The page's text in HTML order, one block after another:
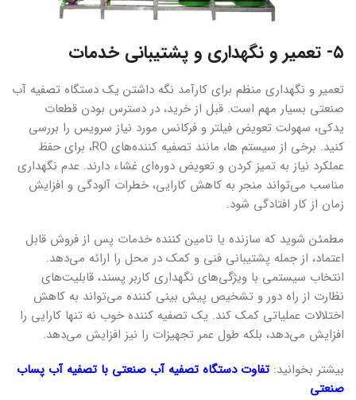
۵- تعمیر و نگهداری و پشتیبانی خدمات
تعمیر و نگهداری منظم برای کارآمد نگه داشتن یک دستگاه تصفیه آب
صنعتی بسیار مهم است. قبل از خرید، در دسترس بودن قطعات
یدکی، سهولت تعویض فیلتر و فرکانس مورد نیاز سرویس را بررسی
کنید. برخی از سیستم ها، مانند تصفیه کننده‌های RO، برای حفظ
عملکرد نیاز به تمیز کردن و تعویض دوره‌‌ای غشاء دارند. عدم نگهداری
مناسب می‌تواند منجر به کاهش کارایی، خطرات آلودگی و افزایش
زمان از کار افتادگی شود.
مطمئن شوید که سازنده یا تامین کننده خدمات پس از فروش قابل
اعتماد، از جمله پشتیبانی فنی و کمک در محل را ارائه می‌دهد.
انتخاب سیستمی با ویژگی‌های نگهداری کاربر پسند، قابلیت‌های
نظارت از راه دور و تشخیص پیش بینی کننده می‌تواند به کاهش
اختلالات عملیاتی کمک کند. یک تصفیه کننده خوب نه تنها کارایی را
افزایش می‌دهد، بلکه طول عمر تجهیزات را نیز افزایش می‌دهد.
بیشتر بخوانید: تفاوت دستگاه تصفیه آب صنعتی با تصفیه آب پساب
صنعتی